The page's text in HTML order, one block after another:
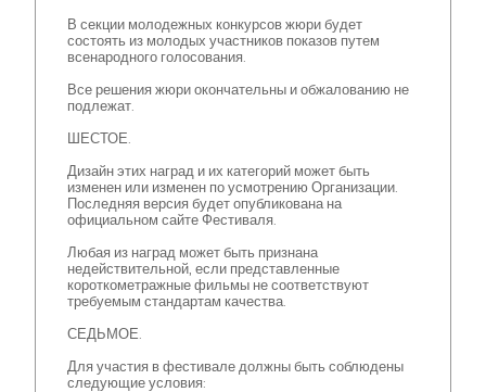
В секции молодежных конкурсов жюри будет
состоять из молодых участников показов путем
всенародного голосования.
Все решения жюри окончательны и обжалованию не
подлежат.
ШЕСТОЕ.
Дизайн этих наград и их категорий может быть
изменен или изменен по усмотрению Организации.
Последняя версия будет опубликована на
официальном сайте Фестиваля.
Любая из наград может быть признана
недействительной, если представленные
короткометражные фильмы не соответствуют
требуемым стандартам качества.
СЕДЬМОЕ.
Для участия в фестивале должны быть соблюдены
следующие условия: